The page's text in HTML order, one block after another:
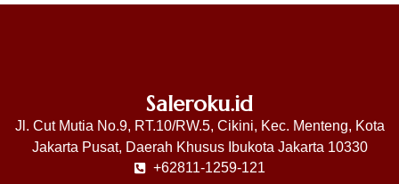
Saleroku.id
Jl. Cut Mutia No.9, RT.10/RW.5, Cikini, Kec. Menteng, Kota
Jakarta Pusat, Daerah Khusus Ibukota Jakarta 10330
+62811-1259-121